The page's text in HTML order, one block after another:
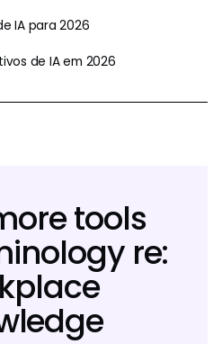
IA para 2026
de IA em 2026
tools
re: